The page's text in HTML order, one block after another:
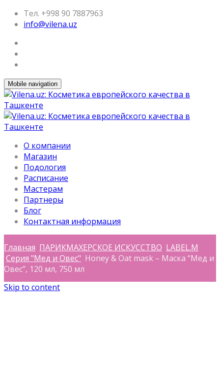
Тел. +998 90 7887963
info@vilena.uz
Mobile navigation
О компании
Магазин
Подология
Расписание
Мастерам
Партнеры
Блог
Контактная информация
Главная ПАРИКМАХЕРСКОЕ ИСКУССТВО LABEL.M
Серия "Мед и Овес" Honey & Oat mask – Маска “Мед и
Овес”, 120 мл, 750 мл
Skip to content